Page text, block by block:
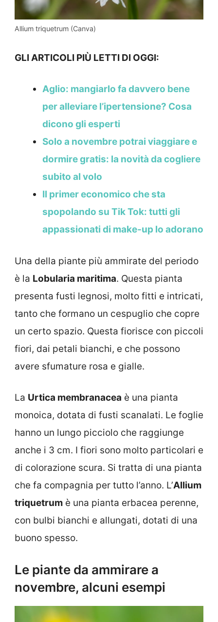
Allium triquetrum (Canva)
GLI ARTICOLI PIÙ LETTI DI OGGI:
Aglio: mangiarlo fa davvero bene
per alleviare l’ipertensione? Cosa
dicono gli esperti
Solo a novembre potrai viaggiare e
dormire gratis: la novità da cogliere
subito al volo
Il primer economico che sta
spopolando su Tik Tok: tutti gli
appassionati di make-up lo adorano
Una della piante più ammirate del periodo
è la Lobularia maritima. Questa pianta
presenta fusti legnosi, molto fitti e intricati,
tanto che formano un cespuglio che copre
un certo spazio. Questa fiorisce con piccoli
fiori, dai petali bianchi, e che possono
avere sfumature rosa e gialle.
La Urtica membranacea è una pianta
monoica, dotata di fusti scanalati. Le foglie
hanno un lungo picciolo che raggiunge
anche i 3 cm. I fiori sono molto particolari e
di colorazione scura. Si tratta di una pianta
che fa compagnia per tutto l’anno. L’Allium
triquetrum è una pianta erbacea perenne,
con bulbi bianchi e allungati, dotati di una
buono spesso.
Le piante da ammirare a
novembre, alcuni esempi